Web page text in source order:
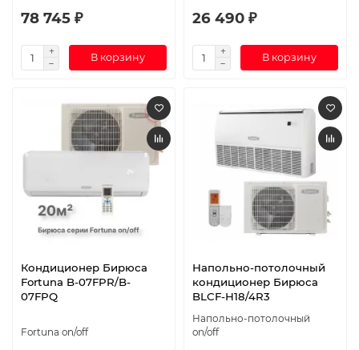
78 745 ₽
В корзину
26 490 ₽
В корзину
Кондиционер Бирюса
Fortuna B-07FPR/B-
07FPQ
Fortuna on/off
Напольно-потолочный
кондиционер Бирюса
BLCF-H18/4R3
Напольно-потолочный
on/off